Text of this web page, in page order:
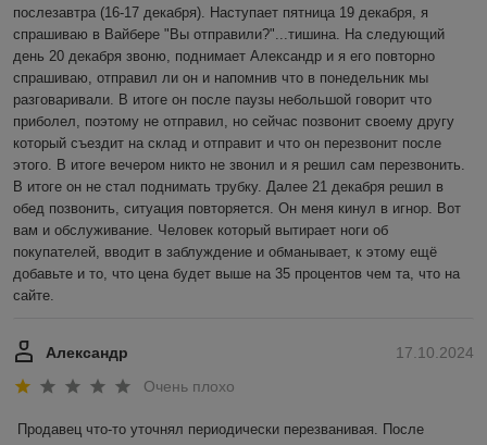
послезавтра (16-17 декабря). Наступает пятница 19 декабря, я
спрашиваю в Вайбере "Вы отправили?"...тишина. На следующий
день 20 декабря звоню, поднимает Александр и я его повторно
спрашиваю, отправил ли он и напомнив что в понедельник мы
разговаривали. В итоге он после паузы небольшой говорит что
приболел, поэтому не отправил, но сейчас позвонит своему другу
который съездит на склад и отправит и что он перезвонит после
этого. В итоге вечером никто не звонил и я решил сам перезвонить.
В итоге он не стал поднимать трубку. Далее 21 декабря решил в
обед позвонить, ситуация повторяется. Он меня кинул в игнор. Вот
вам и обслуживание. Человек который вытирает ноги об
покупателей, вводит в заблуждение и обманывает, к этому ещё
добавьте и то, что цена будет выше на 35 процентов чем та, что на
сайте.
17.10.2024
Александр
Очень плохо
Продавец что-то уточнял периодически перезванивая. После